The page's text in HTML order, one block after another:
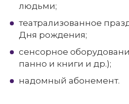
людьми;
театрализованное
Дня рождения;
сенсорное
панно и книги и др.);
надомный абонемент.